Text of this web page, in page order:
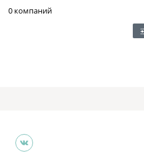
​0 компаний